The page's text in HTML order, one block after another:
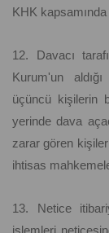
KHK
12. Davacı
Kurum'un
üçüncü kişilerin
yerinde dava
zarar gören
ihtisas
13. Netice